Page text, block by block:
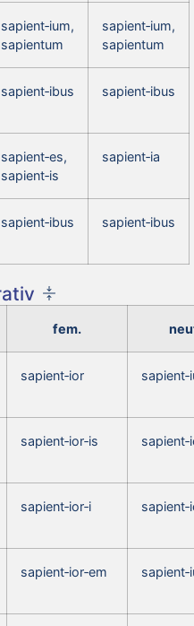
sapient‑ium,
sapientum
sapient‑ium,
sapientum
sapient‑ibus sapient‑ibus
sapient‑es,
sapient‑is
sapient‑ia
sapient‑ibus sapient‑ibus
fem.
sapient‑ior
sapient‑ior‑is
sapient‑ior‑i
sapient‑ior‑em